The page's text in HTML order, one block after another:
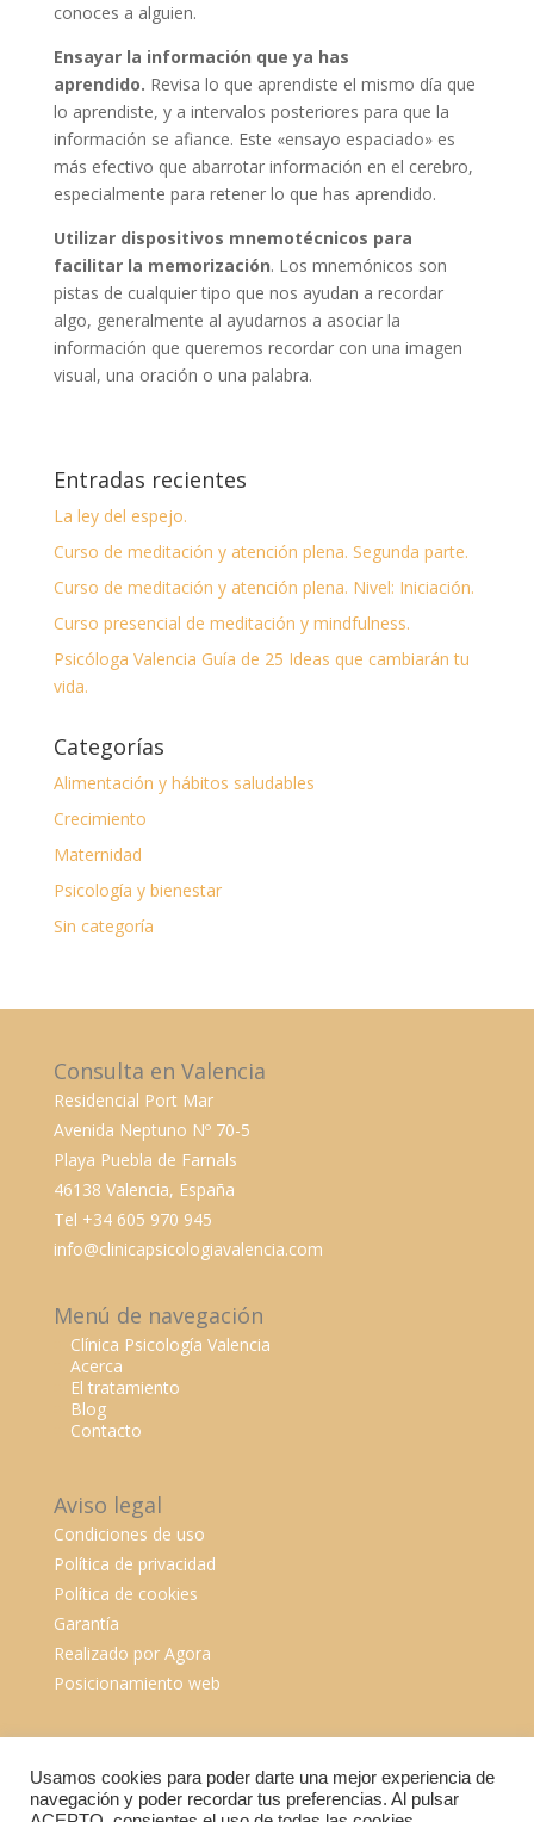
conoces a alguien.
Ensayar la información que ya has
aprendido. Revisa lo que aprendiste el mismo día que
lo aprendiste, y a intervalos posteriores para que la
información se afiance. Este «ensayo espaciado» es
más efectivo que abarrotar información en el cerebro,
especialmente para retener lo que has aprendido.
Utilizar dispositivos mnemotécnicos para
facilitar la memorización. Los mnemónicos son
pistas de cualquier tipo que nos ayudan a recordar
algo, generalmente al ayudarnos a asociar la
información que queremos recordar con una imagen
visual, una oración o una palabra.
Entradas recientes
La ley del espejo.
Curso de meditación y atención plena. Segunda parte.
Curso de meditación y atención plena. Nivel: Iniciación.
Curso presencial de meditación y mindfulness.
Psicóloga Valencia Guía de 25 Ideas que cambiarán tu
vida.
Categorías
Alimentación y hábitos saludables
Crecimiento
Maternidad
Psicología y bienestar
Sin categoría
Consulta en Valencia
Residencial Port Mar
Avenida Neptuno Nº 70-5
Playa Puebla de Farnals
46138 Valencia, España
Tel +34 605 970 945
info@clinicapsicologiavalencia.com
Menú de navegación
Clínica Psicología Valencia
Acerca
El tratamiento
Blog
Contacto
Aviso legal
Condiciones de uso
Política de privacidad
Política de cookies
Garantía
Realizado por Agora
Posicionamiento web
Usamos cookies para poder darte una mejor experiencia de
navegación y poder recordar tus preferencias. Al pulsar